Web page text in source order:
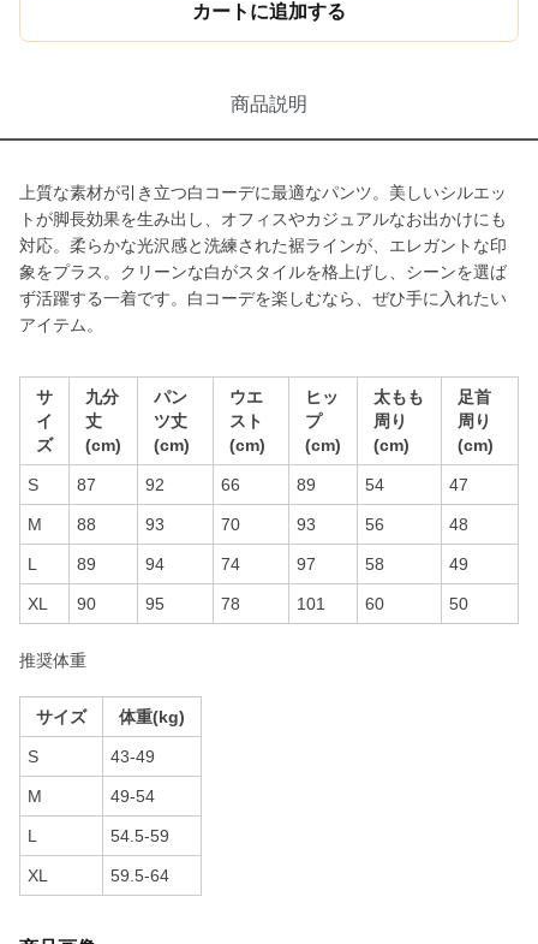
カートに追加する
商品説明
上質な素材が引き立つ白コーデに最適なパンツ。美しいシルエッ
トが脚長効果を生み出し、オフィスやカジュアルなお出かけにも
対応。柔らかな光沢感と洗練された裾ラインが、エレガントな印
象をプラス。クリーンな白がスタイルを格上げし、シーンを選ば
ず活躍する一着です。白コーデを楽しむなら、ぜひ手に入れたい
アイテム。
サ
イ
ズ
九分
丈
(cm)
パン
ツ丈
(cm)
ウエ
スト
(cm)
ヒッ
プ
(cm)
太もも
周り
(cm)
足首
周り
(cm)
S 87 92 66 89 54 47
M 88 93 70 93 56 48
L 89 94 74 97 58 49
XL 90 95 78 101 60 50
推奨体重
サイズ 体重(kg)
S 43-49
M 49-54
L 54.5-59
XL 59.5-64